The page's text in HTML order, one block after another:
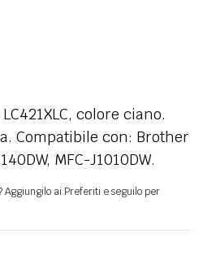
colore ciano.
Compatibile con: Brother
MFC-J1010DW.